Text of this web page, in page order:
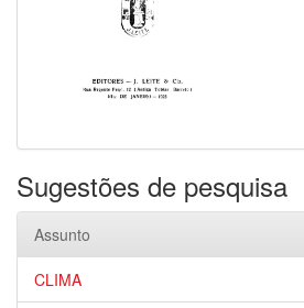
Sugestões de pesquisa
Assunto
CLIMA